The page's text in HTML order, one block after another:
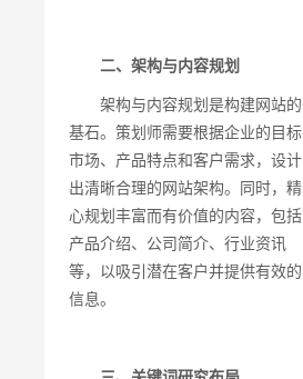
二、架构与内容规划
架构与内容规划是构建网站的
基石。策划师需要根据企业的目标
市场、产品特点和客户需求，设计
出清晰合理的网站架构。同时，精
心规划丰富而有价值的内容，包括
产品介绍、公司简介、行业资讯
等，以吸引潜在客户并提供有效的
信息。